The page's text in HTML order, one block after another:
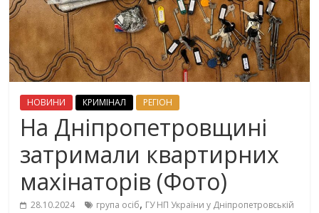
НОВИНИ КРИМІНАЛ РЕГІОН
На Дніпропетровщині
затримали квартирних
махінаторів (Фото)
28.10.2024 група осіб, ГУ НП України у Дніпропетровській